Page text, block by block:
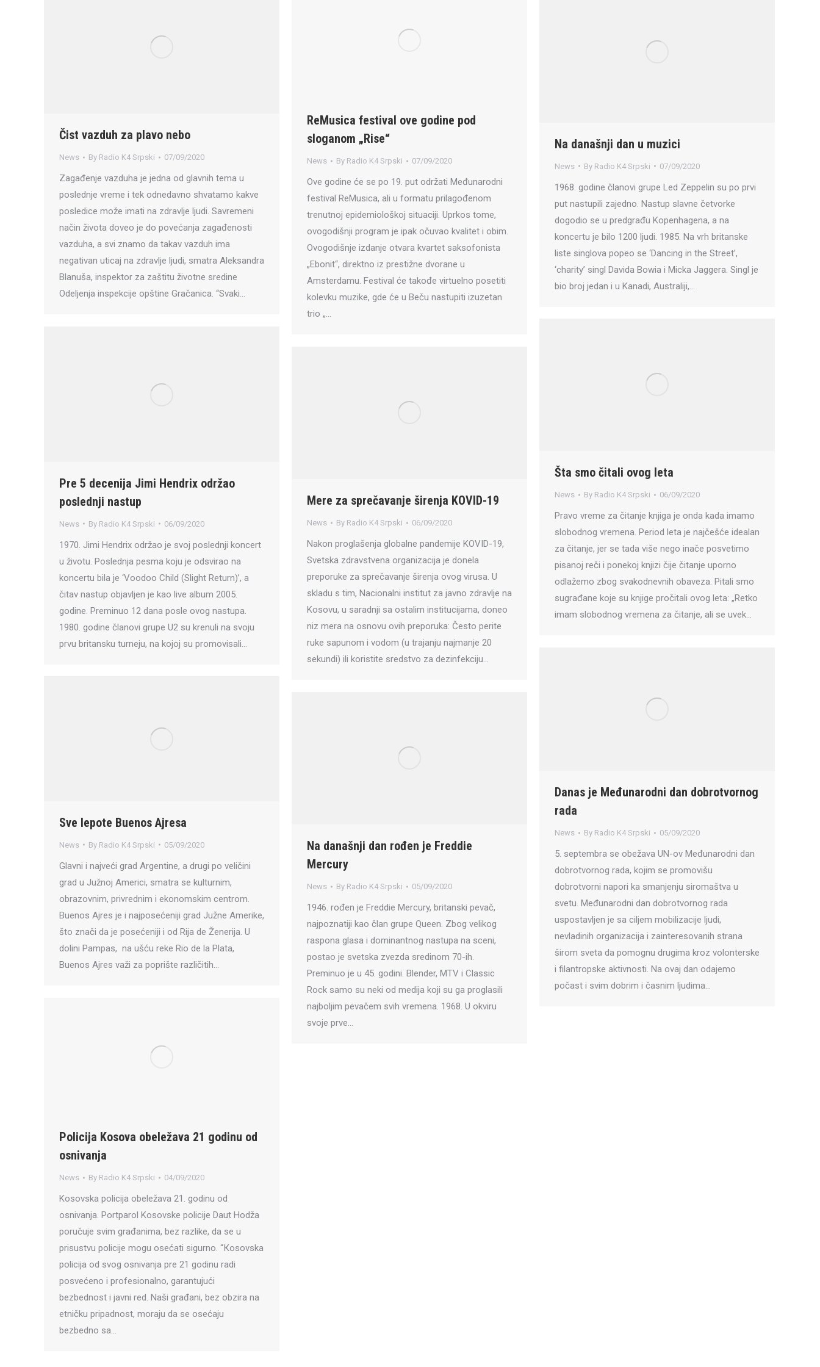
Čist vazduh za plavo nebo
News By Radio K4 Srpski 07/09/2020
Zagađenje vazduha je jedna od glavnih tema u
poslednje vreme i tek odnedavno shvatamo kakve
posledice može imati na zdravlje ljudi. Savremeni
način života doveo je do povećanja zagađenosti
vazduha, a svi znamo da takav vazduh ima
negativan uticaj na zdravlje ljudi, smatra Aleksandra
Blanuša, inspektor za zaštitu životne sredine
Odeljenja inspekcije opštine Gračanica. “Svaki…
ReMusica festival ove godine pod
sloganom „Rise“
News By Radio K4 Srpski 07/09/2020
Ove godine će se po 19. put održati Međunarodni
festival ReMusica, ali u formatu prilagođenom
trenutnoj epidemiološkoj situaciji. Uprkos tome,
ovogodišnji program je ipak očuvao kvalitet i obim.
Ovogodišnje izdanje otvara kvartet saksofonista
„Ebonit“, direktno iz prestižne dvorane u
Amsterdamu. Festival će takođe virtuelno posetiti
kolevku muzike, gde će u Beču nastupiti izuzetan
trio „…
Na današnji dan u muzici
News By Radio K4 Srpski 07/09/2020
1968. godine članovi grupe Led Zeppelin su po prvi
put nastupili zajedno. Nastup slavne četvorke
dogodio se u predgrađu Kopenhagena, a na
koncertu je bilo 1200 ljudi. 1985. Na vrh britanske
liste singlova popeo se ‘Dancing in the Street’,
‘charity’ singl Davida Bowia i Micka Jaggera. Singl je
bio broj jedan i u Kanadi, Australiji,…
Šta smo čitali ovog leta
News By Radio K4 Srpski 06/09/2020
Pravo vreme za čitanje knjiga je onda kada imamo
slobodnog vremena. Period leta je najčešće idealan
za čitanje, jer se tada više nego inače posvetimo
pisanoj reči i ponekoj knjizi čije čitanje uporno
odlažemo zbog svakodnevnih obaveza. Pitali smo
sugrađane koje su knjige pročitali ovog leta: „Retko
imam slobodnog vremena za čitanje, ali se uvek…
Pre 5 decenija Jimi Hendrix održao
poslednji nastup
News By Radio K4 Srpski 06/09/2020
1970. Jimi Hendrix održao je svoj poslednji koncert
u životu. Poslednja pesma koju je odsvirao na
koncertu bila je ‘Voodoo Child (Slight Return)’, a
čitav nastup objavljen je kao live album 2005.
godine. Preminuo 12 dana posle ovog nastupa.
1980. godine članovi grupe U2 su krenuli na svoju
prvu britansku turneju, na kojoj su promovisali…
Mere za sprečavanje širenja KOVID-19
News By Radio K4 Srpski 06/09/2020
Nakon proglašenja globalne pandemije KOVID-19,
Svetska zdravstvena organizacija je donela
preporuke za sprečavanje širenja ovog virusa. U
skladu s tim, Nacionalni institut za javno zdravlje na
Kosovu, u saradnji sa ostalim institucijama, doneo
niz mera na osnovu ovih preporuka: Često perite
ruke sapunom i vodom (u trajanju najmanje 20
sekundi) ili koristite sredstvo za dezinfekciju…
Danas je Međunarodni dan dobrotvornog
rada
News By Radio K4 Srpski 05/09/2020
5. septembra se obežava UN-ov Međunarodni dan
dobrotvornog rada, kojim se promovišu
dobrotvorni napori ka smanjenju siromaštva u
svetu. Međunarodni dan dobrotvornog rada
uspostavljen je sa ciljem mobilizacije ljudi,
nevladinih organizacija i zainteresovanih strana
širom sveta da pomognu drugima kroz volonterske
i filantropske aktivnosti. Na ovaj dan odajemo
počast i svim dobrim i časnim ljudima…
Sve lepote Buenos Ajresa
News By Radio K4 Srpski 05/09/2020
Glavni i najveći grad Argentine, a drugi po veličini
grad u Južnoj Americi, smatra se kulturnim,
obrazovnim, privrednim i ekonomskim centrom.
Buenos Ajres je i najposećeniji grad Južne Amerike,
što znači da je posećeniji i od Rija de Ženerija. U
dolini Pampas, na ušću reke Rio de la Plata,
Buenos Ajres važi za poprište različitih…
Na današnji dan rođen je Freddie
Mercury
News By Radio K4 Srpski 05/09/2020
1946. rođen je Freddie Mercury, britanski pevač,
najpoznatiji kao član grupe Queen. Zbog velikog
raspona glasa i dominantnog nastupa na sceni,
postao je svetska zvezda sredinom 70-ih.
Preminuo je u 45. godini. Blender, MTV i Classic
Rock samo su neki od medija koji su ga proglasili
najboljim pevačem svih vremena. 1968. U okviru
svoje prve…
Policija Kosova obeležava 21 godinu od
osnivanja
News By Radio K4 Srpski 04/09/2020
Kosovska policija obeležava 21. godinu od
osnivanja. Portparol Kosovske policije Daut Hodža
poručuje svim građanima, bez razlike, da se u
prisustvu policije mogu osećati sigurno. “Кosovska
policija od svog osnivanja pre 21 godinu radi
posvećeno i profesionalno, garantujući
bezbednost i javni red. Naši građani, bez obzira na
etničku pripadnost, moraju da se osećaju
bezbedno sa…